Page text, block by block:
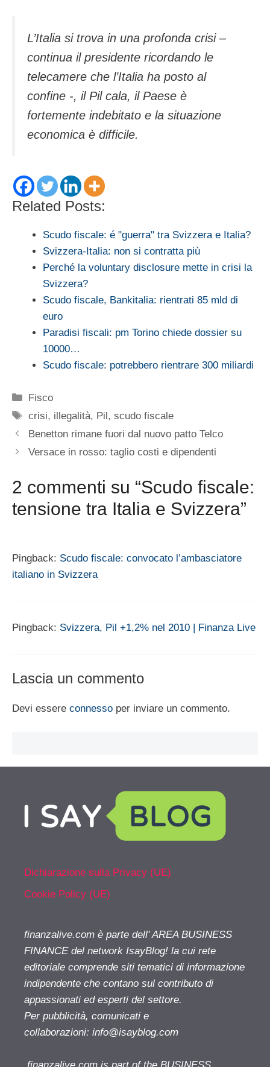
L’Italia si trova in una profonda crisi –
continua il presidente ricordando le
telecamere che l’Italia ha posto al
confine -, il Pil cala, il Paese è
fortemente indebitato e la situazione
economica è difficile.
Related Posts:
Scudo fiscale: é "guerra" tra Svizzera e Italia?
Svizzera-Italia: non si contratta più
Perché la voluntary disclosure mette in crisi la
Svizzera?
Scudo fiscale, Bankitalia: rientrati 85 mld di
euro
Paradisi fiscali: pm Torino chiede dossier su
10000…
Scudo fiscale: potrebbero rientrare 300 miliardi
Categorie
Fisco
Tag
crisi, illegalità, Pil,scudo fiscale
Benetton rimane fuori dal nuovo patto Telco
Versace in rosso: taglio costi e dipendenti
2 commenti su “Scudo fiscale:
tensione tra Italia e Svizzera”
Pingback: Scudo fiscale: convocato l’ambasciatore
italiano in Svizzera
Pingback: Svizzera, Pil +1,2% nel 2010 | Finanza Live
Lascia un commento
Devi essere connesso per inviare un commento.
Dichiarazione sulla Privacy (UE)
Cookie Policy (UE)
finanzalive.com è parte dell' AREA BUSINESS
FINANCE del network IsayBlog! la cui rete
editoriale comprende siti tematici di informazione
indipendente che contano sul contributo di
appassionati ed esperti del settore.
Per pubblicità, comunicati e
collaborazioni: info@isayblog.com
finanzalive.com is part of the BUSINESS